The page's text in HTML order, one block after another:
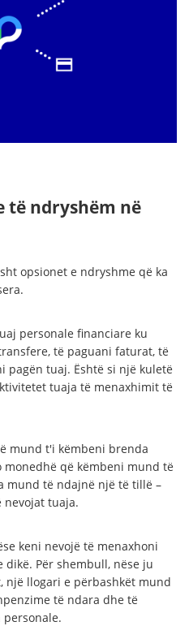
të ndryshëm në
opsionet e ndryshme që ka
personale financiare ku
të paguani faturat, të
pagën tuaj. Është si një kuletë
tuaja të menaxhimit të
mund t'i këmbeni brenda
monedhë që këmbeni mund të
mund të ndajnë një të tillë –
nevojat tuaja.
keni nevojë të menaxhoni
Për shembull, nëse ju
llogari e përbashkët mund
të ndara dhe të